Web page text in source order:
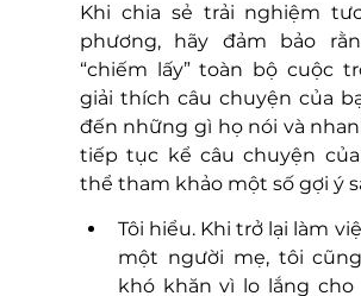
Khi chia sẻ trải nghiệm
phương, hãy đảm bảo
“chiếm lấy” toàn bộ cuộc
giải thích câu chuyện của
đến những gì họ nói và
tiếp tục kể câu chuyện
thể tham khảo một số gợi ý
Tôi hiểu. Khi trở lại làm
một người mẹ, tôi
khó khăn vì lo lắng